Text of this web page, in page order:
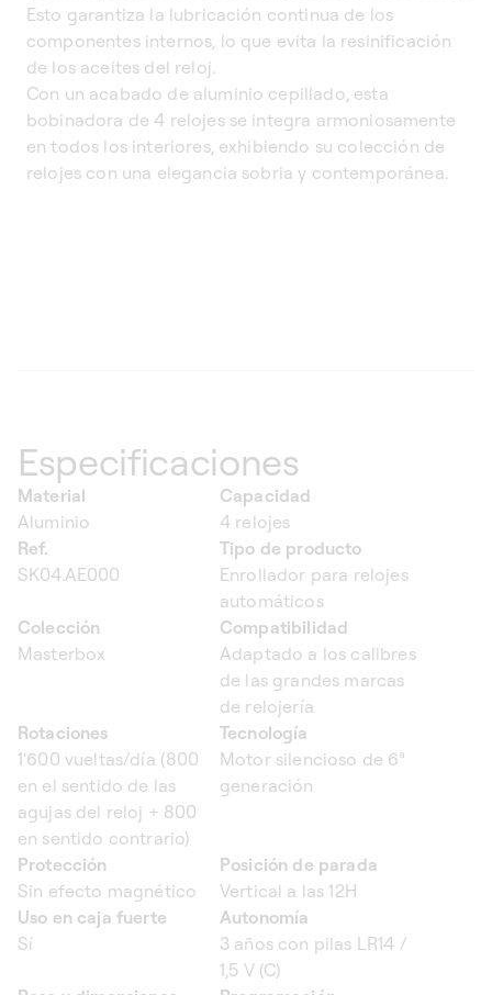
Esto garantiza la lubricación continua de los
componentes internos, lo que evita la resinificación
de los aceites del reloj.
Con un acabado de aluminio cepillado, esta
bobinadora de 4 relojes se integra armoniosamente
en todos los interiores, exhibiendo su colección de
relojes con una elegancia sobria y contemporánea.
Especificaciones
Material
Aluminio
Capacidad
4 relojes
Ref.
SK04.AE000
Tipo de producto
Enrollador para relojes
automáticos
Colección
Masterbox
Compatibilidad
Adaptado a los calibres
de las grandes marcas
de relojería
Rotaciones
1'600 vueltas/día (800
en el sentido de las
agujas del reloj + 800
en sentido contrario)
Tecnología
Motor silencioso de 6ª
generación
Protección
Sin efecto magnético
Posición de parada
Vertical a las 12H
Uso en caja fuerte
Sí
Autonomía
3 años con pilas LR14 /
1,5 V (C)